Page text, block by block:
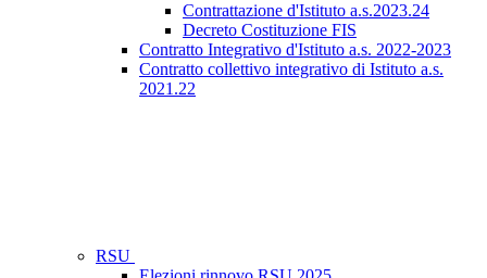
Contrattazione d'Istituto a.s.2023.24
Decreto Costituzione FIS
Contratto Integrativo d'Istituto a.s. 2022-2023
Contratto collettivo integrativo di Istituto a.s.
2021.22
RSU